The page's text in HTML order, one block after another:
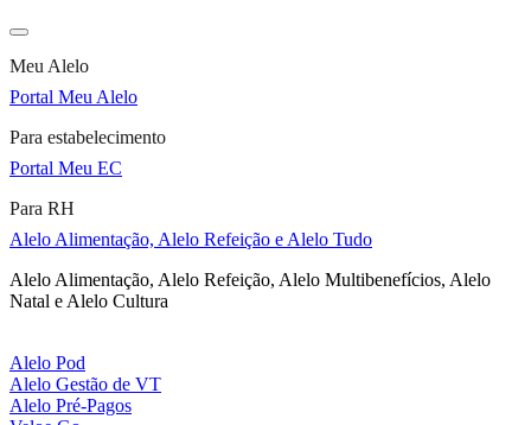
Meu Alelo
Portal Meu Alelo
Para estabelecimento
Portal Meu EC
Para RH
Alelo Alimentação, Alelo Refeição e Alelo Tudo
Alelo Alimentação, Alelo Refeição, Alelo Multibenefícios, Alelo
Natal e Alelo Cultura
Alelo Pod
Alelo Gestão de VT
Alelo Pré-Pagos